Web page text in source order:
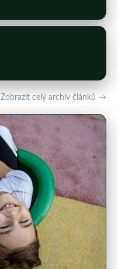
Zobrazit celý archiv článků →